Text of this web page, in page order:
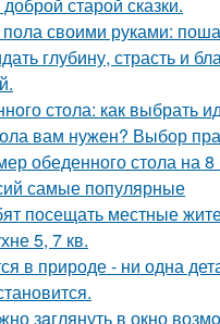
своими руками:
глубину, страсть и
стола: как выбрать
вам нужен? Выбор
обеденного стола на 8
самые популярные
посещать местные
5, 7 кв.
в природе - ни одна
зaглянуть в окно